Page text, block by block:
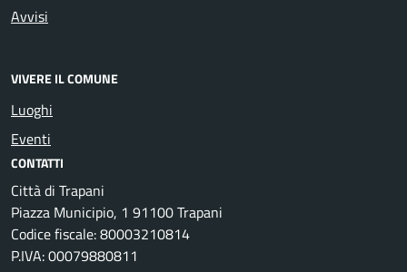
Avvisi
VIVERE IL COMUNE
Luoghi
Eventi
CONTATTI
Città di Trapani
Piazza Municipio, 1 91100 Trapani
Codice fiscale: 80003210814
P.IVA: 00079880811